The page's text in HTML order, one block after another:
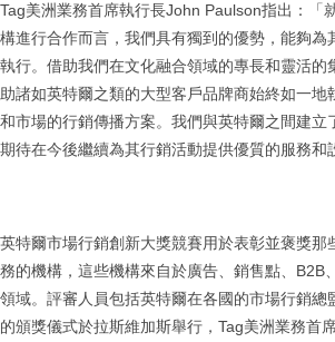
Tag美洲業務首席執行長John Paulson指出：「
構進行合作而言，我們具有獨到的優勢，能夠為
執行。借助我們在文化融合領域的專長和靈活的
助諸如英特爾之類的大型客戶品牌商始終如一地
和市場的行銷傳播方案。我們與英特爾之間建立
期待在今後繼續為其行銷活動提供優質的服務和
英特爾市場行銷創新大獎競賽用於表彰並褒獎那
務的機構，這些機構來自於廣告、銷售點、B2B
領域。評審人員包括英特爾在各國的市場行銷總
的頒獎儀式於拉斯維加斯舉行，Tag美洲業務首